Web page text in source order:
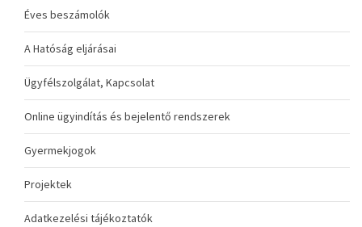
Éves beszámolók
A Hatóság eljárásai
Ügyfélszolgálat, Kapcsolat
Online ügyindítás és bejelentő rendszerek
Gyermekjogok
Projektek
Adatkezelési tájékoztatók